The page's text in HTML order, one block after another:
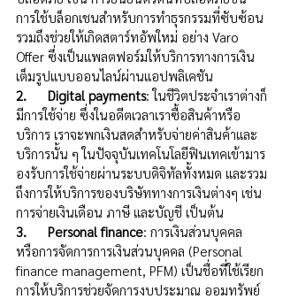
การใช้บล็อกเชนสำหรับการทำธุรกรรมที่ซับซ้อน
รวมถึงช่วยให้เกิดสตาร์ทอัพใหม่ อย่าง Varo
Offer ซึ่งเป็นแพลตฟอร์มให้บริการทางการเงิน
เต็มรูปแบบออนไลน์ผ่านแอปพลิเคชัน
2.      Digital payments: ในชีวิตประจำเราต่างก็
มีการใช้จ่าย ซึ่งในอดีตเวลาเราซื้อสินค้าหรือ
บริการ เราจะพกเงินสดสำหรับจ่ายค่าสินค้าและ
บริการนั้น ๆ ในปัจจุบันเทคโนโลยีฟินเทคเข้ามาร
องรับการใช้จ่ายผ่านระบบดิจิทัลทั้งหมด และรวม
ถึงการให้บริการของบริษัททางการเงินต่างๆ เช่น
การจ่ายเงินเดือน ภาษี และบัญชี เป็นต้น
3.      Personal finance: การเงินส่วนบุคคล
หรือการจัดการการเงินส่วนบุคคล (Personal
finance management, PFM) เป็นชื่อที่ใช้เรียก
การให้บริการช่วยจัดการงบประมาณ ออมทรัพย์